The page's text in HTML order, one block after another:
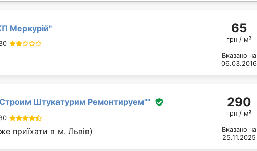
Меркурій" 65
грн / м²
Вказано на
06.03.2016
Штукатурим Ремонтируем''"
приїхати в м. Львів)
290
грн / м²
Вказано на
25.11.2025